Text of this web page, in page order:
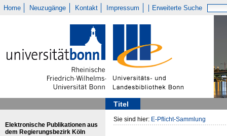
Home Neuzugänge Kontakt Impressum Erweiterte Suche
Titel
Elektronische Publikationen aus
dem Regierungsbezirk Köln
Sie sind hier: E-Pflicht-Sammlung